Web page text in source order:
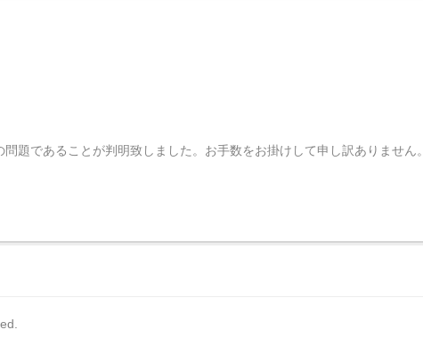
題であることが判明致しました。お手数をお掛けして申し訳ありません。